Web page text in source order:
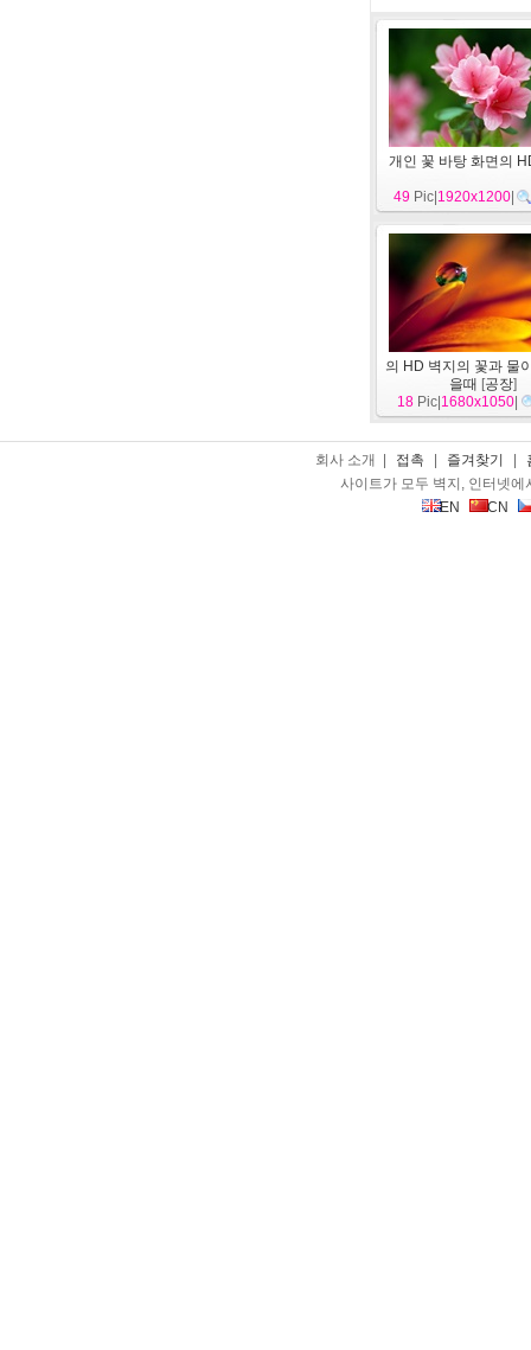
개인 꽃 바탕 화면의
49 Pic| 1920x1200
의 HD 벽지의 꽃과 물
을때 [공장]
18 Pic| 1680x1050
회사 소개 | 접촉 즐겨찾기
사이트가 모두 벽지, 인터넷
EN
CN